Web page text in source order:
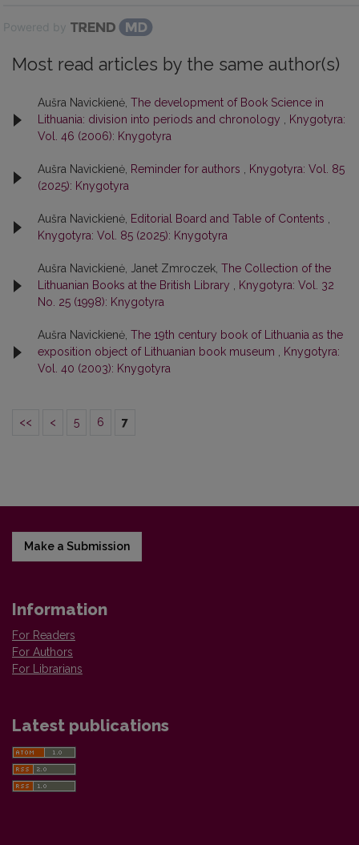
Powered by
Most read articles by the same author(s)
Aušra Navickienė, The development of Book Science in
Lithuania: division into periods and chronology
Knygotyra:
Vol. 46 (2006): Knygotyra
Aušra Navickienė, Reminder for authors
Knygotyra: Vol. 85
(2025): Knygotyra
Aušra Navickienė, Editorial Board and Table of Contents
Knygotyra: Vol. 85 (2025): Knygotyra
Aušra Navickienė, Janet Zmroczek, The Collection of the
Lithuanian Books at the British Library
Knygotyra: Vol. 32
No. 25 (1998): Knygotyra
Aušra Navickienė, The 19th century book of Lithuania as the
exposition object of Lithuanian book museum
Knygotyra:
Vol. 40 (2003): Knygotyra
<< < 5 6 7
Make a Submission
Information
For Readers
For Authors
For Librarians
Latest publications